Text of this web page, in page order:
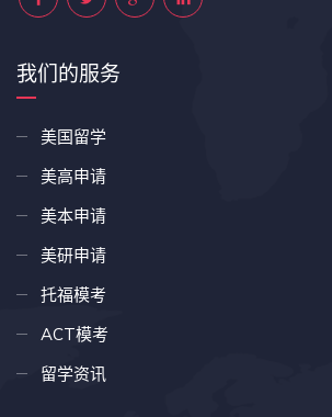
我们的服务
美国留学
美高申请
美本申请
美研申请
托福模考
ACT模考
留学资讯